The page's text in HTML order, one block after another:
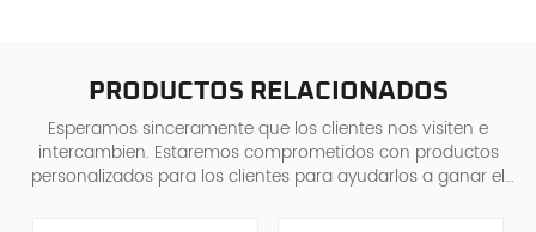
PRODUCTOS RELACIONADOS
Esperamos sinceramente que los clientes nos visiten e
intercambien. Estaremos comprometidos con productos
personalizados para los clientes para ayudarlos a ganar el